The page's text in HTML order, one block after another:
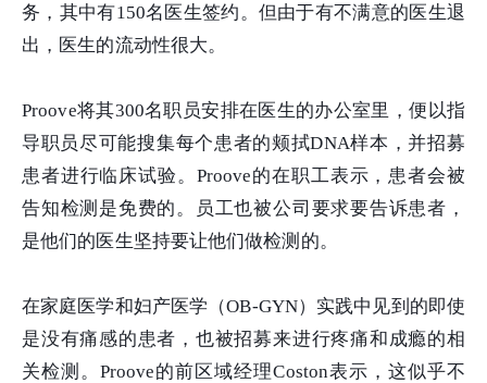
务，其中有150名医生签约。但由于有不满意的医生退
出，医生的流动性很大。
Proove将其300名职员安排在医生的办公室里，便以指
导职员尽可能搜集每个患者的颊拭DNA样本，并招募
患者进行临床试验。Proove的在职工表示，患者会被
告知检测是免费的。员工也被公司要求要告诉患者，
是他们的医生坚持要让他们做检测的。
在家庭医学和妇产医学（OB-GYN）实践中见到的即使
是没有痛感的患者，也被招募来进行疼痛和成瘾的相
关检测。Proove的前区域经理Coston表示，这似乎不